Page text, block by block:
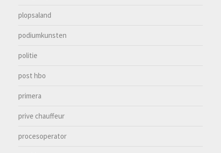
plopsaland
podiumkunsten
politie
post hbo
primera
prive chauffeur
procesoperator